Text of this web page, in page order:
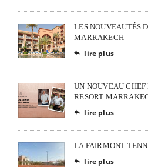
LES NOUVEAUTÉS
MARRAKECH
 lire plus
UN NOUVEAU CHEF
RESORT
 lire plus
LA FAIRMONT
 lire plus